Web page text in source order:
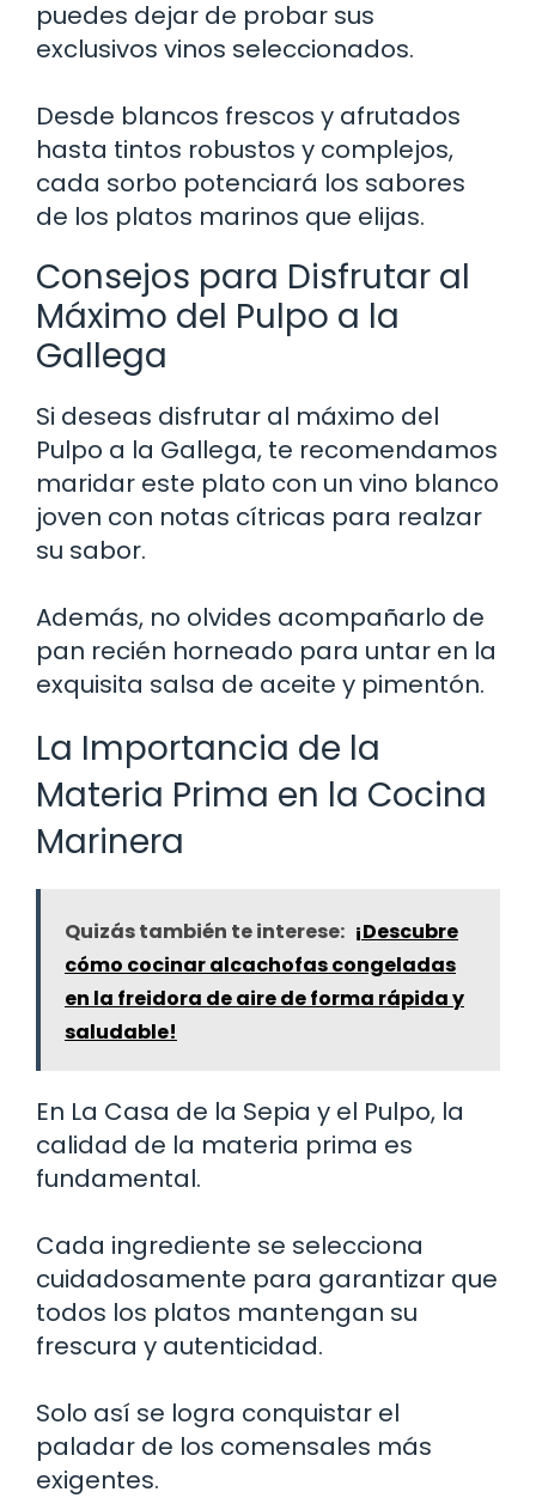
puedes dejar de probar sus
exclusivos vinos seleccionados.
Desde blancos frescos y afrutados
hasta tintos robustos y complejos,
cada sorbo potenciará los sabores
de los platos marinos que elijas.
Consejos para Disfrutar al
Máximo del Pulpo a la
Gallega
Si deseas disfrutar al máximo del
Pulpo a la Gallega, te recomendamos
maridar este plato con un vino blanco
joven con notas cítricas para realzar
su sabor.
Además, no olvides acompañarlo de
pan recién horneado para untar en la
exquisita salsa de aceite y pimentón.
La Importancia de la
Materia Prima en la Cocina
Marinera
Quizás también te interese: ¡Descubre
cómo cocinar alcachofas congeladas
en la freidora de aire de forma rápida y
saludable!
En La Casa de la Sepia y el Pulpo, la
calidad de la materia prima es
fundamental.
Cada ingrediente se selecciona
cuidadosamente para garantizar que
todos los platos mantengan su
frescura y autenticidad.
Solo así se logra conquistar el
paladar de los comensales más
exigentes.